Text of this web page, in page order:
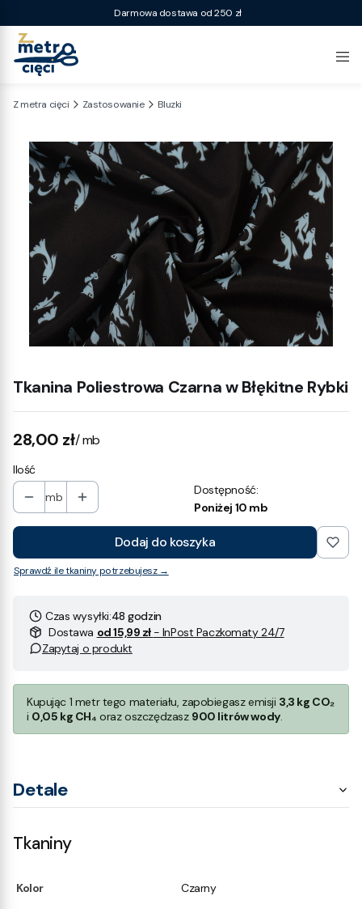
Darmowa dostawa od 250 zł
Z metra cięci Zastosowanie Bluzki
Tkanina Poliestrowa Czarna w Błękitne Rybki
Cena
28,00 zł/ mb
Ilość
mb
Dostępność:
Poniżej 10 mb
Dodaj do koszyka
Sprawdź ile tkaniny potrzebujesz →
Czas wysyłki:48 godzin
Dostawa od 15,99 zł - InPost Paczkomaty 24/7
Zapytaj o produkt
Kupując 1 metr tego materiału, zapobiegasz emisji 3,3 kg CO₂
i 0,05 kg CH₄ oraz oszczędzasz 900 litrów wody.
Detale
Tkaniny
Kolor
Czarny